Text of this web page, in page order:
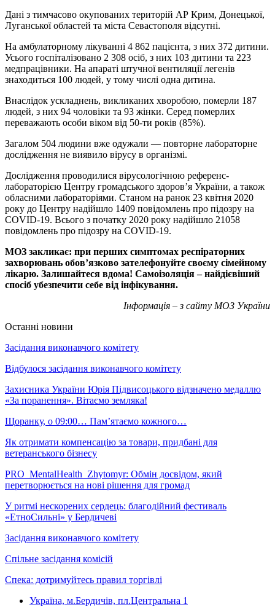
Дані з тимчасово окупованих територій АР Крим, Донецької,
Луганської областей та міста Севастополя відсутні.
На амбулаторному лікуванні 4 862 пацієнта, з них 372 дитини.
Усього госпіталізовано 2 308 осіб, з них 103 дитини та 223
медпрацівники. На апараті штучної вентиляції легенів
знаходиться 100 людей, у тому числі одна дитина.
Внаслідок ускладнень, викликаних хворобою, померли 187
людей, з них 94 чоловіки та 93 жінки. Серед померлих
переважають особи віком від 50-ти років (85%).
Загалом 504 людини вже одужали — повторне лабораторне
дослідження не виявило вірусу в організмі.
Дослідження проводилися вірусологічною референс-
лабораторією Центру громадського здоров’я України, а також
обласними лабораторіями. Станом на ранок 23 квітня 2020
року до Центру надійшло 1409 повідомлень про підозру на
COVID-19. Всього з початку 2020 року надійшло 21058
повідомлень про підозру на COVID-19.
МОЗ закликає: при перших симптомах респіраторних
захворювань обов’язково зателефонуйте своєму сімейному
лікарю. Залишайтеся вдома! Самоізоляція – найдієвіший
спосіб убезпечити себе від інфікування.
Інформація – з сайту МОЗ України
Останні новини
Засідання виконавчого комітету
Відбулося засідання виконавчого комітету
Захисника України Юрія Підвисоцького відзначено медаллю
«За поранення». Вітаємо земляка!
Щоранку, о 09:00… Пам’ятаємо кожного…
Як отримати компенсацію за товари, придбані для
ветеранського бізнесу
PRO_MentalHealth_Zhytomyr: Обмін досвідом, який
перетворюється на нові рішення для громад
У ритмі нескорених сердець: благодійний фестиваль
«ЕтноСильні» у Бердичеві
Засідання виконавчого комітету
Спільне засідання комісій
Спека: дотримуйтесь правил торгівлі
Україна, м.Бердичів, пл.Центральна 1